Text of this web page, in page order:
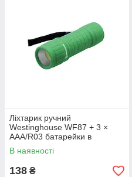
Ліхтарик ручний
Westinghouse WF87 + 3 ×
AAA/R03 батарейки в
комплекті (зелений)
В наявності
138 ₴